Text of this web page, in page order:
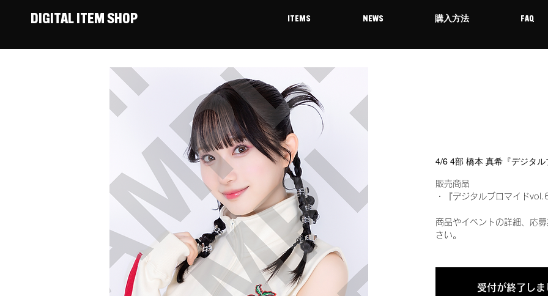
DIGITAL ITEM SHOP ITEMS NEWS 購入方法 FAQ
4/6 4部 橋本 真希『デジタ
販売商品
・『デジタルブロマイド
商品やイベントの詳細、応
さい。
受付が終了しま